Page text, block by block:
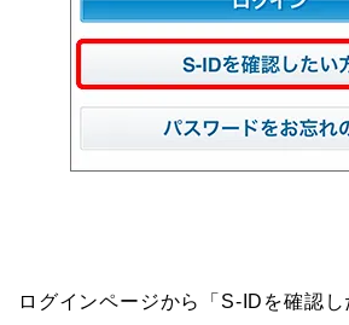
ログインページから「S-IDを確認